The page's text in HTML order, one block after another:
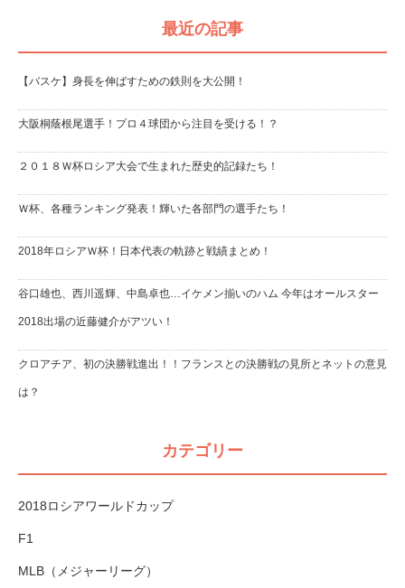
最近の記事
【バスケ】身長を伸ばすための鉄則を大公開！
大阪桐蔭根尾選手！プロ４球団から注目を受ける！？
２０１８Ｗ杯ロシア大会で生まれた歴史的記録たち！
Ｗ杯、各種ランキング発表！輝いた各部門の選手たち！
2018年ロシアＷ杯！日本代表の軌跡と戦績まとめ！
谷口雄也、西川遥輝、中島卓也…イケメン揃いのハム 今年はオールスター
2018出場の近藤健介がアツい！
クロアチア、初の決勝戦進出！！フランスとの決勝戦の見所とネットの意見
は？
カテゴリー
2018ロシアワールドカップ
F1
MLB（メジャーリーグ）